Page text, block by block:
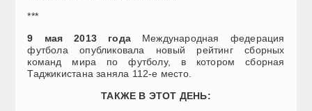
***
9 мая 2013 годаМеждународная федерация
футбола опубликовала новый рейтинг сборных
команд мира по футболу, в котором сборная
Таджикистана заняла 112-е место.
ТАКЖЕ В ЭТОТ ДЕНЬ: